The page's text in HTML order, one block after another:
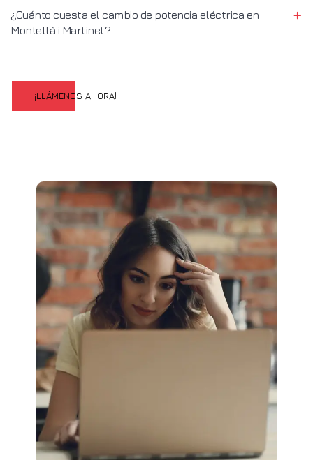
¿Cuánto cuesta el cambio de potencia eléctrica en
Montellà i Martinet?
¡LLÁMENOS AHORA!